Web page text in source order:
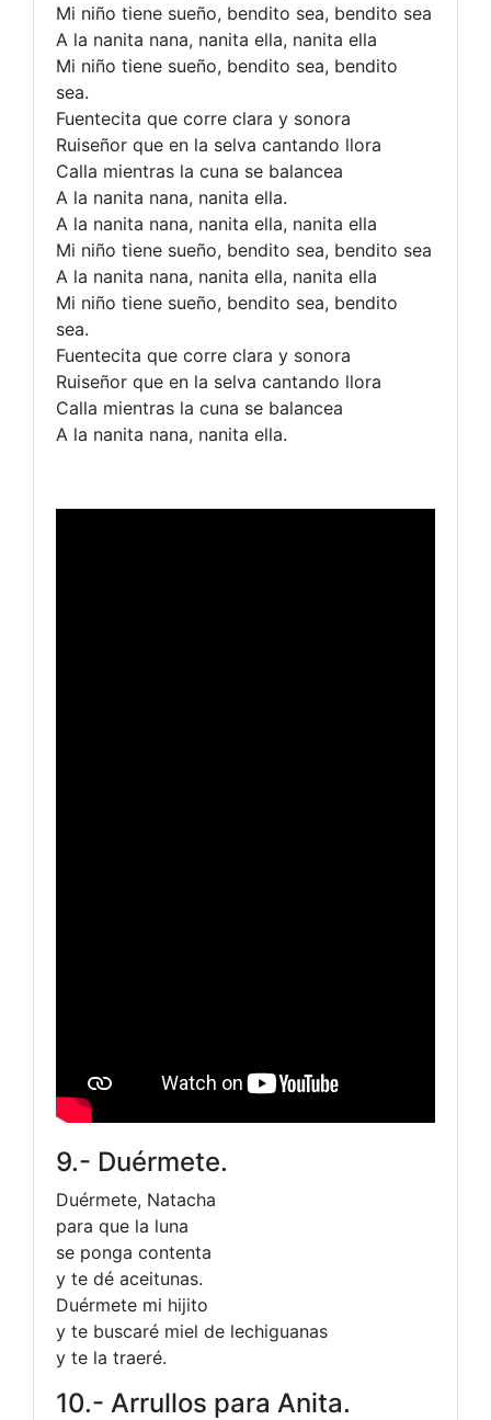
Mi niño tiene sueño, bendito sea, bendito sea
A la nanita nana, nanita ella, nanita ella
Mi niño tiene sueño, bendito sea, bendito
sea.
Fuentecita que corre clara y sonora
Ruiseñor que en la selva cantando llora
Calla mientras la cuna se balancea
A la nanita nana, nanita ella.
A la nanita nana, nanita ella, nanita ella
Mi niño tiene sueño, bendito sea, bendito sea
A la nanita nana, nanita ella, nanita ella
Mi niño tiene sueño, bendito sea, bendito
sea.
Fuentecita que corre clara y sonora
Ruiseñor que en la selva cantando llora
Calla mientras la cuna se balancea
A la nanita nana, nanita ella.
9.- Duérmete.
Duérmete, Natacha
para que la luna
se ponga contenta
y te dé aceitunas.
Duérmete mi hijito
y te buscaré miel de lechiguanas
y te la traeré.
10.- Arrullos para Anita.